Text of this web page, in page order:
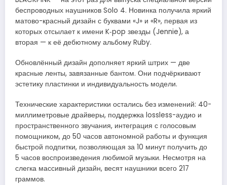
беспроводных наушников Solo 4. Новинка получила яркий
матово-красный дизайн с буквами «J» и «R», первая из
которых отсылает к имени K‑pop звезды (Jennie), а
вторая — к её дебютному альбому Ruby.
Обновлённый дизайн дополняет яркий штрих — две
красные ленты, завязанные бантом. Они подчёркивают
эстетику пластинки и индивидуальность модели.
Технические характеристики остались без изменений: 40-
миллиметровые драйверы, поддержка lossless-аудио и
пространственного звучания, интеграция с голосовым
помощником, до 50 часов автономной работы и функция
быстрой подпитки, позволяющая за 10 минут получить до
5 часов воспроизведения любимой музыки. Несмотря на
слегка массивный дизайн, весят наушники всего 217
граммов.